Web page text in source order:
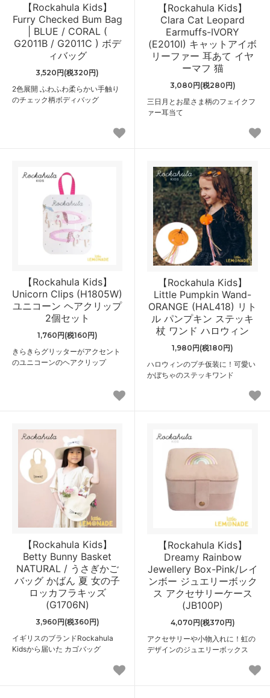
【Rockahula Kids】
Furry Checked Bum Bag
| BLUE / CORAL (
G2011B / G2011C ) ボデ
ィバッグ
3,520円(税320円)
2色展開 ふわふわ柔らかい手触り
のチェック柄ボディバッグ
【Rockahula Kids】
Clara Cat Leopard
Earmuffs-IVORY
(E2010I) キャットアイボ
リーファー 耳あて イヤ
ーマフ 猫
3,080円(税280円)
三日月とお星さま柄のフェイクフ
ァー耳当て
【Rockahula Kids】
Unicorn Clips (H1805W)
ユニコーン ヘアクリップ
2個セット
1,760円(税160円)
きらきらグリッターがアクセント
のユニコーンのヘアクリップ
【Rockahula Kids】
Little Pumpkin Wand-
ORANGE (HAL418) リト
ル パンプキン ステッキ
杖 ワンド ハロウィン
1,980円(税180円)
ハロウィンのプチ仮装に！可愛い
かぼちゃのステッキワンド
【Rockahula Kids】
Betty Bunny Basket
NATURAL / うさぎかご
バッグ かばん 夏 女の子
ロッカフラキッズ
(G1706N)
3,960円(税360円)
イギリスのブランドRockahula
Kidsから届いた カゴバッグ
【Rockahula Kids】
Dreamy Rainbow
Jewellery Box-Pink/レイ
ンボー ジュエリーボック
ス アクセサリーケース
(JB100P)
4,070円(税370円)
アクセサリーや小物入れに！虹の
デザインのジュエリーボックス